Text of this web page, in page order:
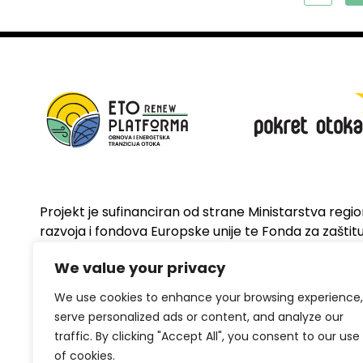
We value your privacy
We use cookies to enhance your browsing experience,
serve personalized ads or content, and analyze our
traffic. By clicking "Accept All", you consent to our use
of cookies.
Projekt je sufinanciran od strane Ministarstva
razvoja i fondova Europske unije te Fonda za